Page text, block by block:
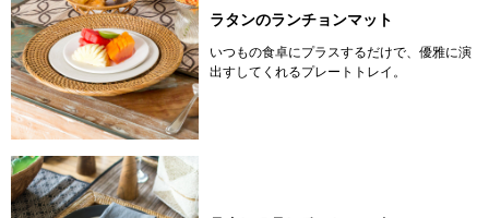
ラタンのランチョンマット
いつもの食卓にプラスするだけで、優雅に演
出すしてくれるプレートトレイ。